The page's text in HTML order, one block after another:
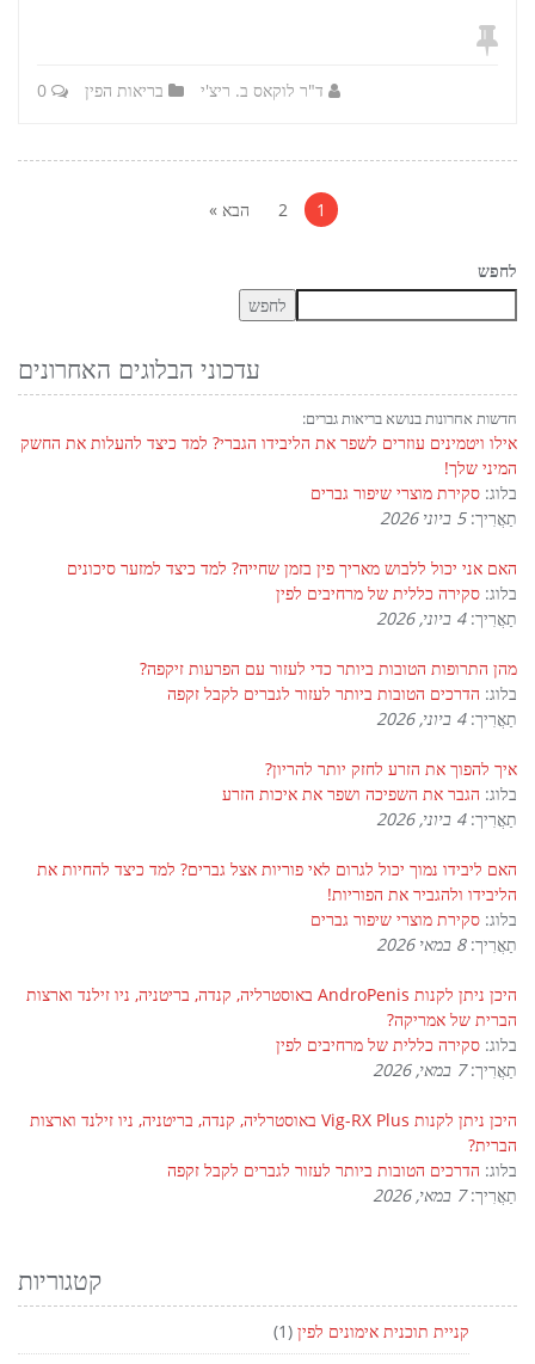
ד"ר לוקאס ב. ריצ'י בריאות הפין
1
2 הבא »
לחפש
לחפש
עדכוני הבלוגים האחרונים
חדשות אחרונות בנושא בריאות גברים:
אילו ויטמינים עוזרים לשפר את הליבידו הגברי? למד כיצד להעלות את החשק
המיני שלך!
בלוג: סקירת מוצרי שיפור גברים
תַאֲרִיך:5 ביוני 2026
האם אני יכול ללבוש מאריך פין בזמן שחייה? למד כיצד למזער סיכונים
בלוג: סקירה כללית של מרחיבים לפין
תַאֲרִיך:4 ביוני, 2026
מהן התרופות הטובות ביותר כדי לעזור עם הפרעות זיקפה?
בלוג: הדרכים הטובות ביותר לעזור לגברים לקבל זקפה
תַאֲרִיך:4 ביוני, 2026
איך להפוך את הזרע לחזק יותר להריון?
בלוג: הגבר את השפיכה ושפר את איכות הזרע
תַאֲרִיך:4 ביוני, 2026
האם ליבידו נמוך יכול לגרום לאי פוריות אצל גברים? למד כיצד להחיות את
הליבידו ולהגביר את הפוריות!
בלוג: סקירת מוצרי שיפור גברים
תַאֲרִיך:8 במאי 2026
היכן ניתן לקנות AndroPenis באוסטרליה, קנדה, בריטניה, ניו זילנד וארצות
הברית של אמריקה?
בלוג: סקירה כללית של מרחיבים לפין
תַאֲרִיך:7 במאי, 2026
היכן ניתן לקנות Vig-RX Plus באוסטרליה, קנדה, בריטניה, ניו זילנד וארצות
הברית?
בלוג: הדרכים הטובות ביותר לעזור לגברים לקבל זקפה
תַאֲרִיך:7 במאי, 2026
קטגוריות
קניית תוכנית אימונים לפין (1)